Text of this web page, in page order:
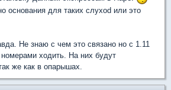
основания для таких слухоd или это
Не знаю с чем это связано но с 1.11
ходить. На них будут
же как в опарышах.